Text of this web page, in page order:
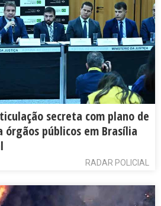
secreta com plano de
públicos em Brasília
RADAR POLICIAL